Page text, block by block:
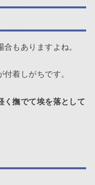
もありますよね。
着しがちです。
く撫でて埃を落として